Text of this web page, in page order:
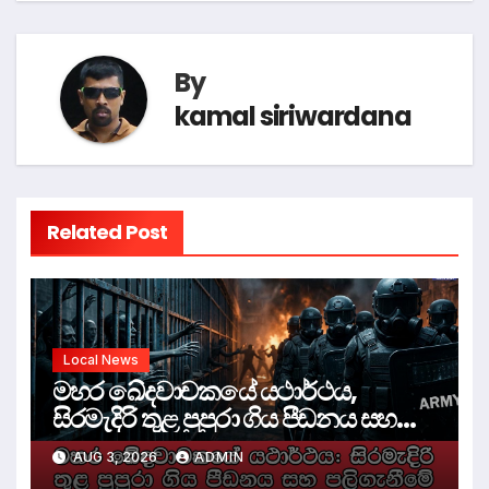
By
kamal siriwardana
Related Post
Local News
මහර ඛේදවාචකයේ යථාර්ථය,
සිරමැදිරි තුළ පුපුරා ගිය පීඩනය සහ
පලිගැනීමේ දේශපාලනය
AUG 3, 2026 ADMIN